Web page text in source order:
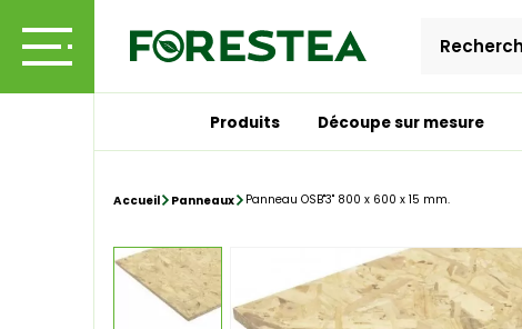
Produits Découpe sur mesure
Accueil Panneaux Panneau OSB"3" 800 x 600 x 15 mm.